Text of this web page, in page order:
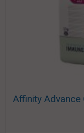
Affinity Advance